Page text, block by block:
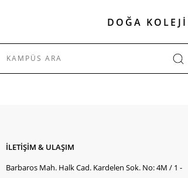
DOĞA
İLETİŞİM & ULAŞIM
Barbaros Mah. Halk Cad. Kardelen Sok. No: 4M / 1 -